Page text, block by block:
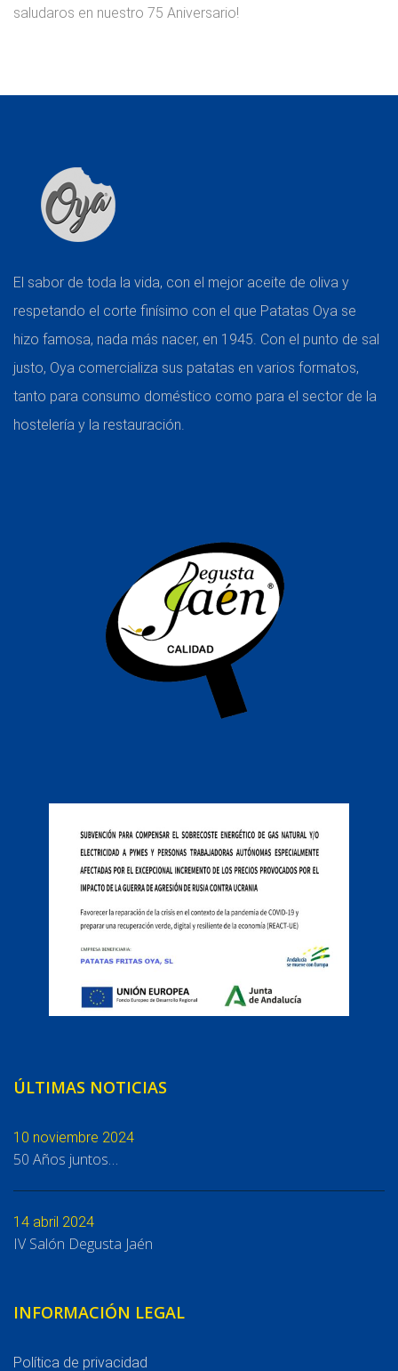
saludaros en nuestro 75 Aniversario!
El sabor de toda la vida, con el mejor aceite de oliva y
respetando el corte finísimo con el que Patatas Oya se
hizo famosa, nada más nacer, en 1945. Con el punto de sal
justo, Oya comercializa sus patatas en varios formatos,
tanto para consumo doméstico como para el sector de la
hostelería y la restauración.
ÚLTIMAS NOTICIAS
10 noviembre 2024
50 Años juntos…
14 abril 2024
IV Salón Degusta Jaén
INFORMACIÓN LEGAL
Política de privacidad